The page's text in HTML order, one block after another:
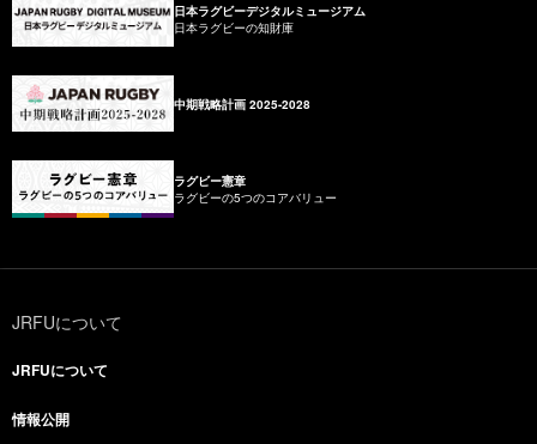
日本ラグビーデジタルミュージアム
日本ラグビーの知財庫
中期戦略計画 2025-2028
ラグビー憲章
ラグビーの5つのコアバリュー
JRFUについて
JRFUについて
情報公開